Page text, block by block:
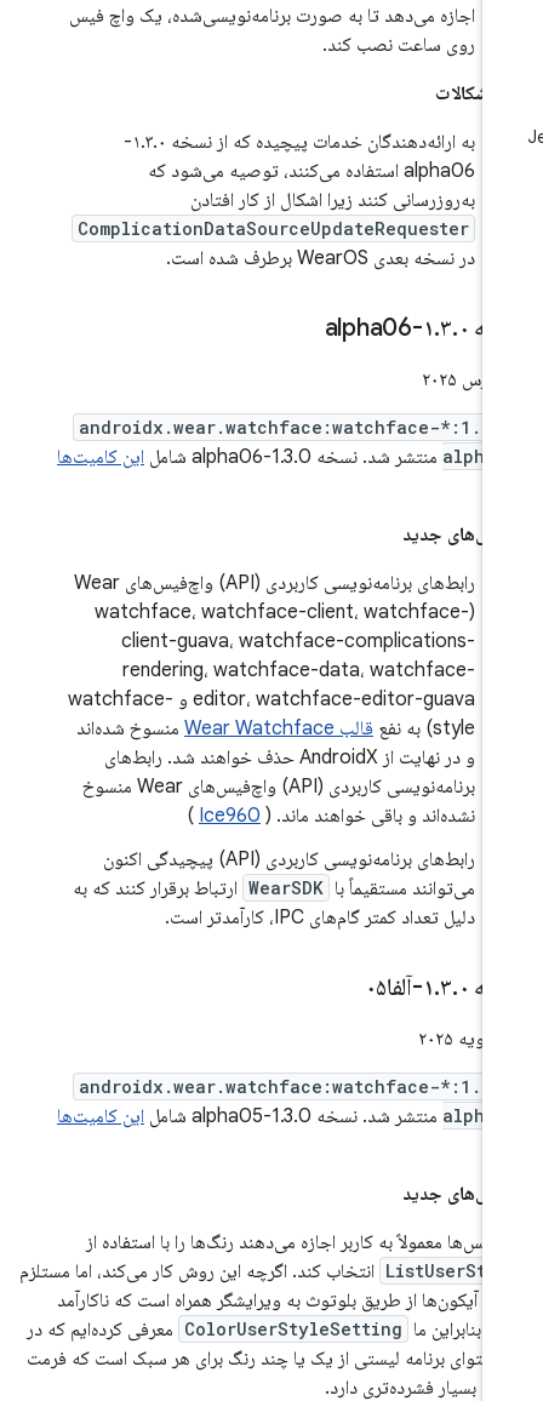
اجازه می‌دهد تا به صورت برنامه‌نویسی‌شده، یک واچ فیس
روی ساعت نصب کند.
اشکالات
به ارائه‌دهندگان خدمات پیچیده که از نسخه ۱.۳.۰-
alpha06 استفاده می‌کنند، توصیه می‌شود که
به‌روزرسانی کنند زیرا اشکال از کار افتادن
ComplicationDataSourceUpdateRequester
در نسخه بعدی WearOS برطرف شده است.
.۳
androidx.wear.watchface:watchface-
منتشر شد. نسخه 1.3.0-alpha06 شامل
این کامیت‌ها
جدید
رابط‌های برنامه‌نویسی کاربردی (API) واچ‌فیس‌های Wear
(watchface، watchface-client، watchface-
client-guava، watchface-complications-
rendering، watchface-data، watchface-
editor، watchface-editor-guava و watchface-
style) به نفع
قالب Wear Watchface
منسوخ شده‌اند
و در نهایت از AndroidX حذف خواهند شد. رابط‌های
برنامه‌نویسی کاربردی (API) واچ‌فیس‌های Wear منسوخ
نشده‌اند و باقی خواهند ماند. (Ice960
)
رابط‌های برنامه‌نویسی کاربردی (API) پیچیدگی اکنون
می‌توانند مستقیماً با WearSDK ارتباط برقرار کنند که به
دلیل تعداد کمتر گام‌های IPC، کارآمدتر است.
.۳
androidx.wear.watchface:watchface-
منتشر شد. نسخه 1.3.0-alpha05 شامل
این کامیت‌ها
جدید
معمولاً به کاربر اجازه می‌دهند رنگ‌ها را با استفاده از
انتخاب کند. اگرچه این روش کار می‌کند، اما مستلزم
آیکون‌ها از طریق بلوتوث به ویرایشگر همراه است که ناکارآمد
بنابراین ما ColorUserStyleSetting معرفی کرده‌ایم که در
برنامه لیستی از یک یا چند رنگ برای هر سبک است که فرمت
بسیار فشرده‌تری دارد.